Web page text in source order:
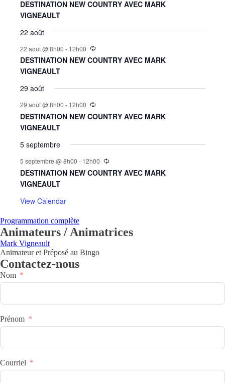
DESTINATION NEW COUNTRY AVEC MARK
VIGNEAULT
22 août
22 août @ 8h00 - 12h00
DESTINATION NEW COUNTRY AVEC MARK
VIGNEAULT
29 août
29 août @ 8h00 - 12h00
DESTINATION NEW COUNTRY AVEC MARK
VIGNEAULT
5 septembre
5 septembre @ 8h00 - 12h00
DESTINATION NEW COUNTRY AVEC MARK
VIGNEAULT
View Calendar
Programmation complète
Animateurs / Animatrices
Mark Vigneault
Animateur et Préposé au Bingo
Contactez-nous
Nom
Prénom
Courriel